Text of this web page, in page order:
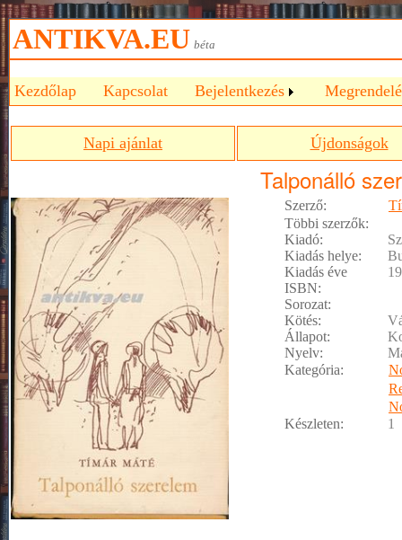
ANTIKVA.EU béta
Kezdőlap Kapcsolat Bejelentkezés
Napi ajánlat Újdonságok
Talponálló
Szerző:
Többi szerzők:
Kiadó:
Kiadás helye:
Kiadás éve
ISBN:
Sorozat:
Kötés:
Állapot:
Nyelv:
Kategória:
Készleten:
1